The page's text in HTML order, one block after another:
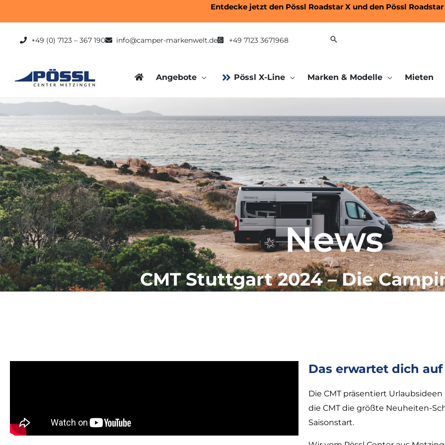
Inhalt
springen
Entdecke jetzt den Pössl Roadstar Xund den Pössl Roadstar
+49 (0) 7123 – 367 190 info@camper-markenwelt.de +49 7123 3671968
Angebote Pössl X-Line Marken & Modelle Mieten
News
CMT Stuttgart 2024 – Die
Das erwartet dich
Die CMT präsentiert
die CMT die größte Neuheiten-
Saisonstart.